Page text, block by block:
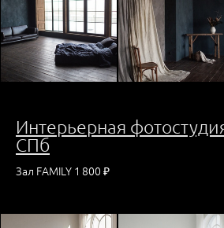
Интерьерная фот
СПб
Зал FAMILY 1 800 ₽